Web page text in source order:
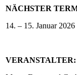
NÄCHSTER
14. – 15. Januar 2026
VERANSTALTER: